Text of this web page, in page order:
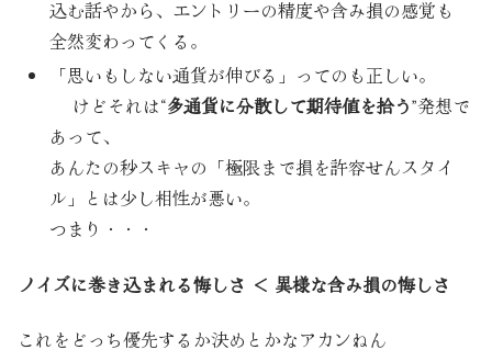
込む話やから、エントリーの精度や含み損の感覚も
全然変わってくる。
「思いもしない通貨が伸びる」ってのも正しい。
けどそれは“多通貨に分散して期待値を拾う”発想で
あって、
あんたの秒スキャの「極限まで損を許容せんスタイ
ル」とは少し相性が悪い。
つまり・・・
ノイズに巻き込まれる悔しさ ＜ 異様な含み損の悔しさ
これをどっち優先するか決めとかなアカンねん